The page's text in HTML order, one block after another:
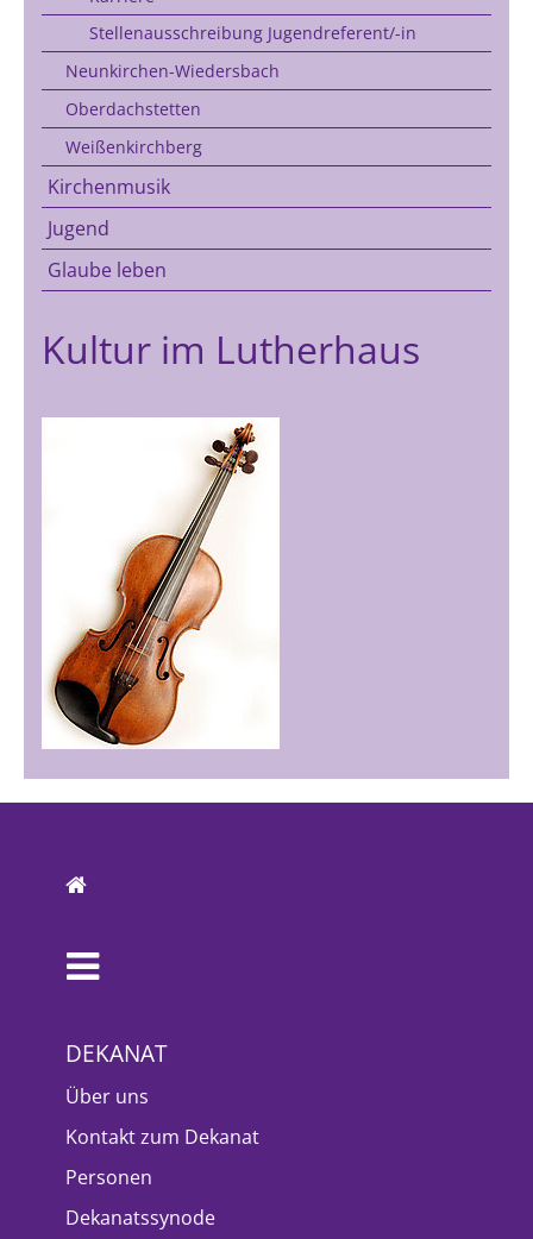
Stellenausschreibung Jugendreferent/-in
Neunkirchen-Wiedersbach
Oberdachstetten
Weißenkirchberg
Kirchenmusik
Jugend
Glaube leben
Kultur im Lutherhaus
DEKANAT
Über uns
Kontakt zum Dekanat
Personen
Dekanatssynode